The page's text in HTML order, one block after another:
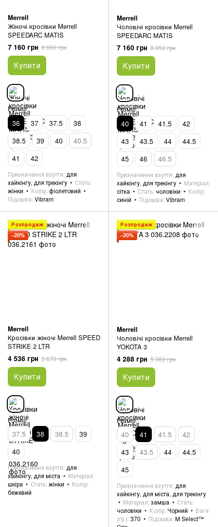
Merrell
Жіночі кросівки Merrell
SPEEDARC MATIS
7 160 грн 8 950 грн
Купити
Розмір
36 37 37.5
38
38.5
39 40
40.5
41
42
Призначення взуття для
хайкінгу, для трекінгу
Стать
жінки
Колір фіолетовий
Підошва Vibram
Merrell
Чоловічі кросівки Merrell
SPEEDARC MATIS
7 160 грн 8 950 грн
Купити
Розмір
40 41 41.5
42
43
43.5 44
44.5
45
46 46.5
Призначення взуття для
хайкінгу, для трекінгу
Матеріал
сітка
Стать чоловіки
Колір
синій
Підошва Vibram
Розпродаж
−20%
Merrell
Кросівки жіночі Merrell SPEED
STRIKE 2 LTR
4 536 грн 5 670 грн
Купити
Розмір
37.5 38 38.5
39
40
Призначення взуття для
хайкінгу, для міста
Матеріал
шкіра
Стать жінки
Колір
бежевий
Розпродаж
−20%
Merrell
Чоловічі кросівки Merrell
YOKOTA 3
4 288 грн 5 360 грн
Купити
Розмір
40 41 41.5
42
43
43.5 44
44.5
45
Призначення взуття для
хайкінгу, для міста, для трекінгу
Матеріал замша
Стать
чоловіки
Колір Чорний
Вага
(гр.) 370 Підошва M Select™